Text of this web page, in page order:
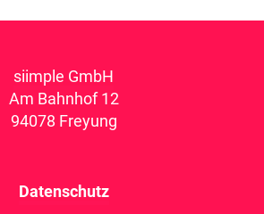
siimple GmbH
Am Bahnhof 12
94078 Freyung
Datenschutz